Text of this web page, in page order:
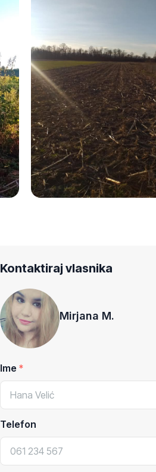
Kontaktiraj vlasnika
Mirjana M.
Ime
Telefon